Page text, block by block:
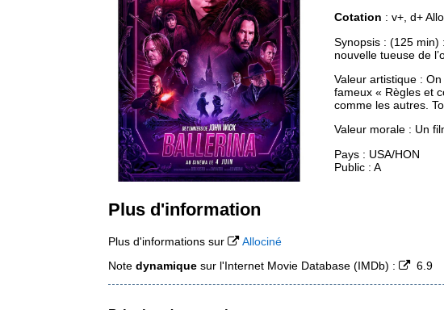
Cotation : v+, d+
Synopsis : (125 min)
nouvelle tueuse de
Valeur artistique :
fameux « Règles et
comme les autres.
Valeur morale : Un
Pays : USA/HON
Public : A
Plus d'information
Plus d'informations sur
Allociné
Notedynamique sur l'Internet Movie Database (IMDb) : 6.9